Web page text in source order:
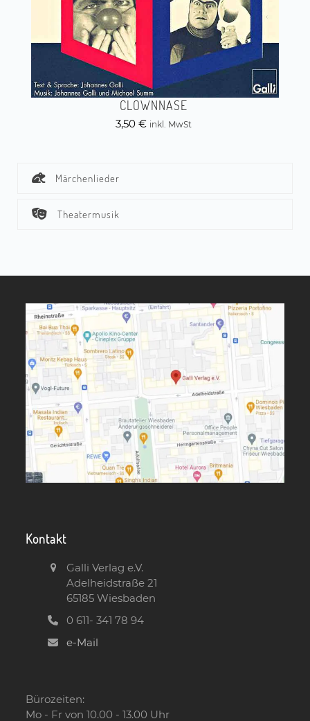
CLOWNNASE
3,50 € inkl. MwSt
Märchenlieder
Theatermusik
Kontakt
Galli Verlag e.V.
Adelheidstraße 21
65185 Wiesbaden
0 611- 341 78 94
e-Mail
Bürozeiten:
Mo - Fr von 10.00 - 13.00 Uhr